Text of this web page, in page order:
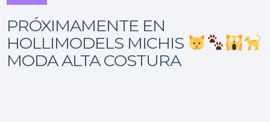
PRÓXIMAMENTE EN
HOLLIMODELS MICHIS
MODA ALTA COSTURA